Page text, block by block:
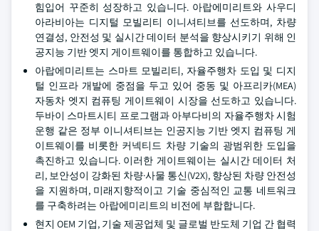
힘입어 꾸준히 성장하고 있습니다. 아랍에미리트와 사우디
아라비아는 디지털 모빌리티 이니셔티브를 선도하며, 차량
연결성, 안전성 및 실시간 데이터 분석을 향상시키기 위해 인
공지능 기반 엣지 게이트웨이를 통합하고 있습니다.
아랍에미리트는 스마트 모빌리티, 자율주행차 도입 및 디지
털 인프라 개발에 중점을 두고 있어 중동 및 아프리카(MEA)
자동차 엣지 컴퓨팅 게이트웨이 시장을 선도하고 있습니다.
두바이 스마트시티 프로그램과 아부다비의 자율주행차 시험
운행 같은 정부 이니셔티브는 인공지능 기반 엣지 컴퓨팅 게
이트웨이를 비롯한 커넥티드 차량 기술의 광범위한 도입을
촉진하고 있습니다. 이러한 게이트웨이는 실시간 데이터 처
리, 보안성이 강화된 차량·사물 통신(V2X), 향상된 차량 안전성
을 지원하며, 미래지향적이고 기술 중심적인 교통 네트워크
를 구축하려는 아랍에미리트의 비전에 부합합니다.
현지 OEM 기업, 기술 제공업체 및 글로벌 반도체 기업 간 협력